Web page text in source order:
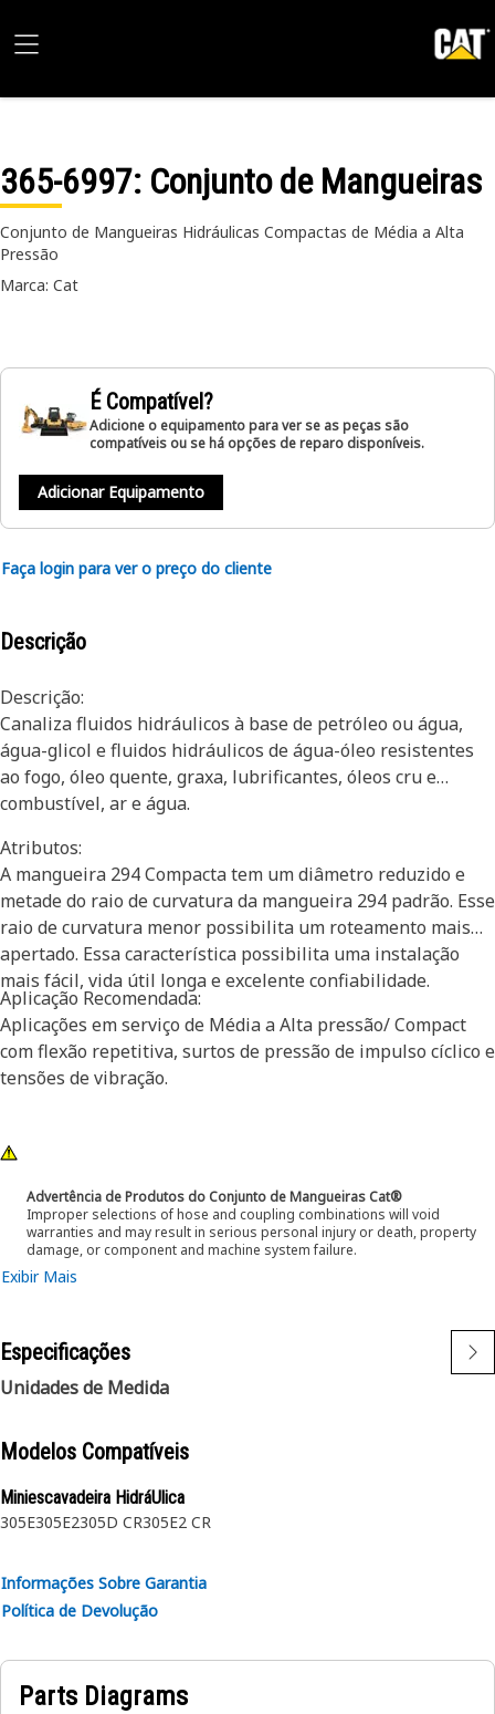
365-6997: Conjunto de Mangueiras
Conjunto de Mangueiras Hidráulicas Compactas de Média a Alta
Pressão
Marca: Cat
É Compatível?
Adicione o equipamento para ver se as peças são
compatíveis ou se há opções de reparo disponíveis.
Adicionar Equipamento
Faça login para ver o preço do cliente
Descrição
Descrição:
Canaliza fluidos hidráulicos à base de petróleo ou água,
água-glicol e fluidos hidráulicos de água-óleo resistentes
ao fogo, óleo quente, graxa, lubrificantes, óleos cru e
combustível, ar e água.
Atributos:
A mangueira 294 Compacta tem um diâmetro reduzido e
metade do raio de curvatura da mangueira 294 padrão. Esse
raio de curvatura menor possibilita um roteamento mais
apertado. Essa característica possibilita uma instalação
mais fácil, vida útil longa e excelente confiabilidade.
Aplicação Recomendada:
Aplicações em serviço de Média a Alta pressão/ Compact
com flexão repetitiva, surtos de pressão de impulso cíclico e
tensões de vibração.
Advertência de Produtos do Conjunto de Mangueiras Cat®
Improper selections of hose and coupling combinations will void
warranties and may result in serious personal injury or death, property
damage, or component and machine system failure.
Exibir Mais
Especificações
Unidades de Medida
Modelos Compatíveis
Miniescavadeira HidráUlica
305E305E2305D CR305E2 CR
Informações Sobre Garantia
Política de Devolução
Parts Diagrams